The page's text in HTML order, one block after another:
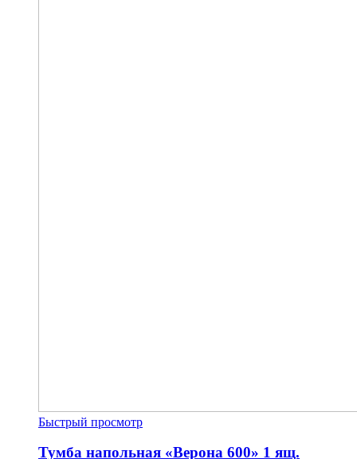
Быстрый просмотр
Тумба напольная «Верона 600» 1 ящ.